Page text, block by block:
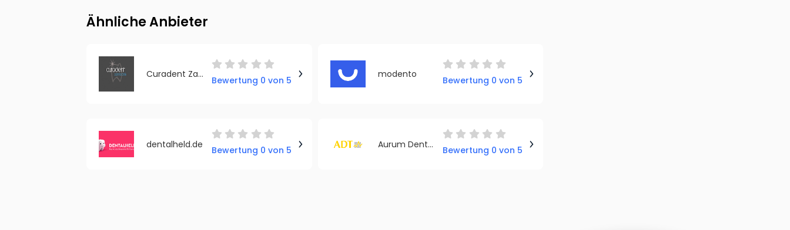
Ähnliche Anbieter
Curadent Zahntechnik
Bewertung 0 von 5
modento
Bewertung 0 von 5
dentalheld.de
Bewertung 0 von 5
Aurum Dental Trading
Bewertung 0 von 5